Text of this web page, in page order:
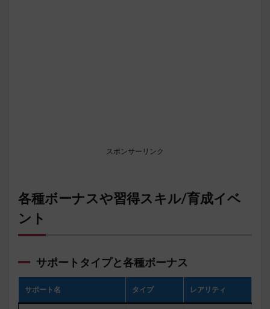
スポンサーリンク
各種ボーナスや習得スキル/育成イベ
ント
サポートタイプと各種ボーナス
サポート名 タイプ レアリティ